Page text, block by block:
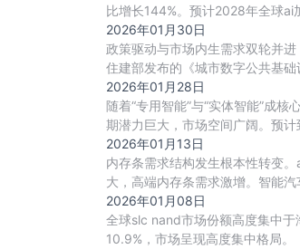
比增长144%。预计2028年全球
2026年01月30日
政策驱动与市场内生需求双轮并
住建部发布的《城市数字公共基
2026年01月28日
随着“专用智能”与“实体智能”成
期潜力巨大，市场空间广阔。预
2026年01月13日
内存条需求结构发生根本性转变
大，高端内存条需求激增。智能
2026年01月08日
全球slc nand市场份额高度集中
10.9%，市场呈现高度集中格局。